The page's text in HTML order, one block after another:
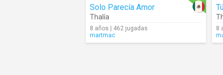
Solo Parecía Amor
Thalía
8 años | 462 jugadas
martmac
8